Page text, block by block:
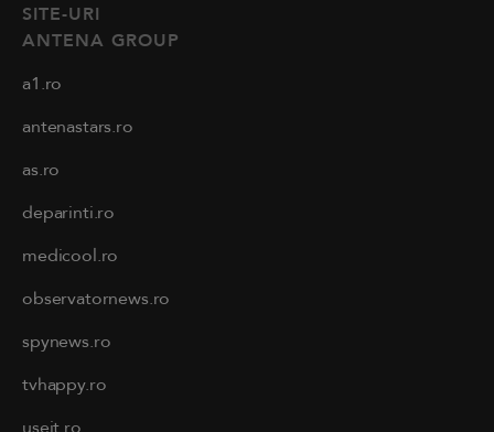
SITE-URI
ANTENA GROUP
a1.ro
antenastars.ro
as.ro
deparinti.ro
medicool.ro
observatornews.ro
spynews.ro
tvhappy.ro